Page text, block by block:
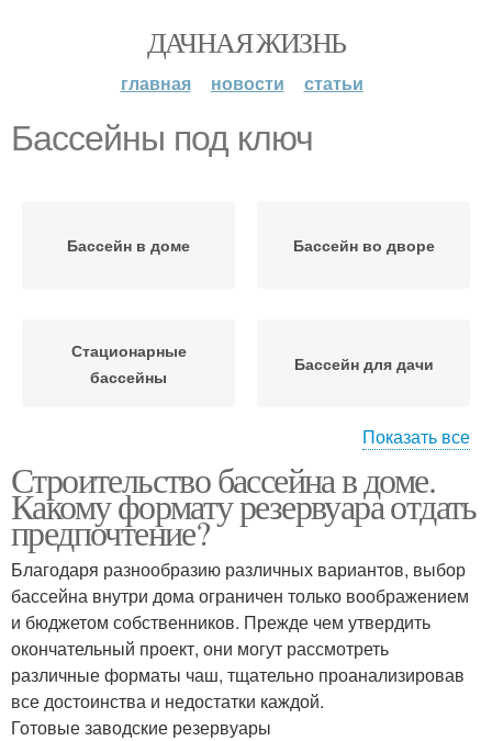
ДАЧНАЯ ЖИЗНЬ
главная новости статьи
Бассейны под ключ
Бассейн в доме Бассейн во дворе
Стационарные
бассейны
Бассейн для дачи
Бассейн в частном доме Загородные бассейны
Бассейн под ключ Монолитный бассейн
Показать все
Строительство бассейна в доме.
Какому формату резервуара отдать
предпочтение?
Благодаря разнообразию различных вариантов, выбор
бассейна внутри дома ограничен только воображением
и бюджетом собственников. Прежде чем утвердить
окончательный проект, они могут рассмотреть
различные форматы чаш, тщательно проанализировав
все достоинства и недостатки каждой.
Готовые заводские резервуары